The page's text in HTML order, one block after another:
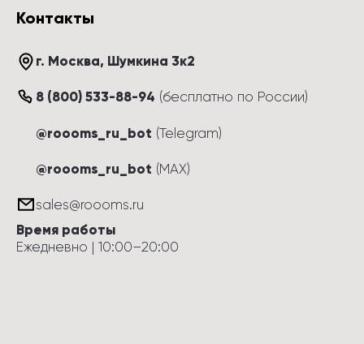
Контакты
г. Москва, Шумкина 3к2
8 (800) 533-88-94 (бесплатно по России)
@roooms_ru_bot (Telegram)
@roooms_ru_bot (MAX)
sales@roooms.ru
Время работы
Ежедневно | 10:00–20:00